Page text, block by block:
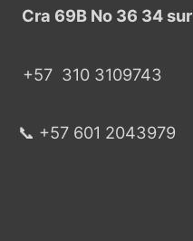
Cra 69B No 36 34 sur
+57 310 3109743
📞 +57 601 2043979